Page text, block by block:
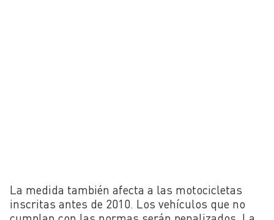
La medida también afecta a las motocicletas
inscritas antes de 2010. Los vehículos que no